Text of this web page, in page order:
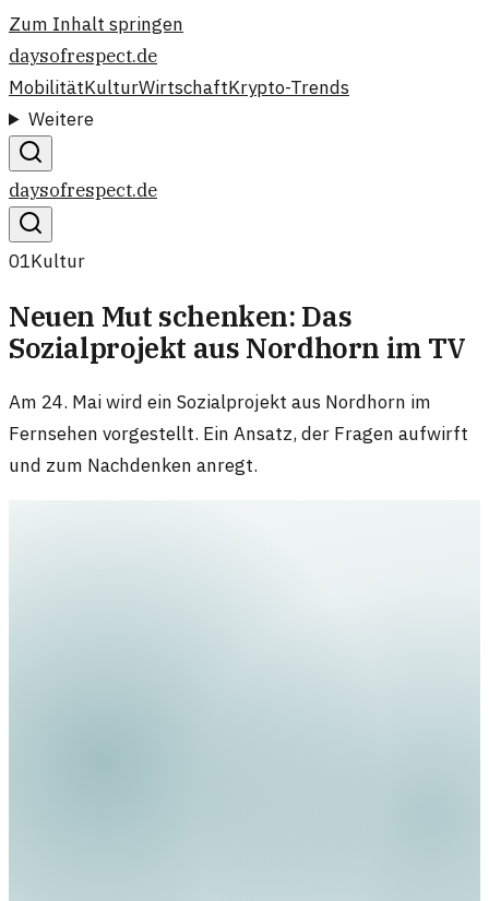
Zum Inhalt springen
daysofrespect.de
MobilitätKulturWirtschaftKrypto-Trends
Weitere
daysofrespect.de
01Kultur
Neuen Mut schenken: Das
Sozialprojekt aus Nordhorn im TV
Am 24. Mai wird ein Sozialprojekt aus Nordhorn im
Fernsehen vorgestellt. Ein Ansatz, der Fragen aufwirft
und zum Nachdenken anregt.